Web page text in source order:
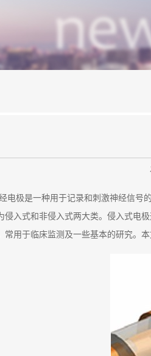
电极是一种用于记录和刺激神经信号
侵入式和非侵入式两大类。侵入式电
常用于临床监测及一些基本的研究。